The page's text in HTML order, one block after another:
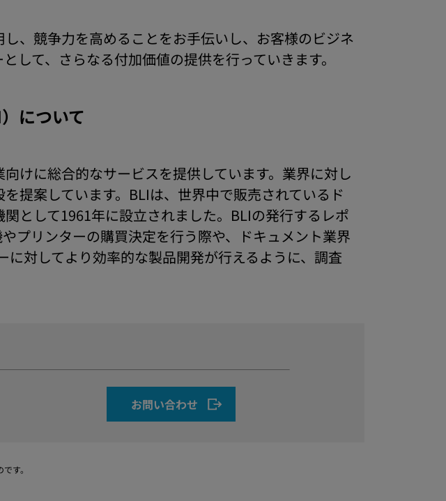
、競争力を高めることをお手伝いし、お客様のビジネ
して、さらなる付加価値の提供を行っていきます。
について
けに総合的なサービスを提供しています。業界に対し
提案しています。BLIは、世界中で販売されているド
として1961年に設立されました。BLIの発行するレポ
プリンターの購買決定を行う際や、ドキュメント業界
対してより効率的な製品開発が行えるように、調査
お問い合わせ
す。